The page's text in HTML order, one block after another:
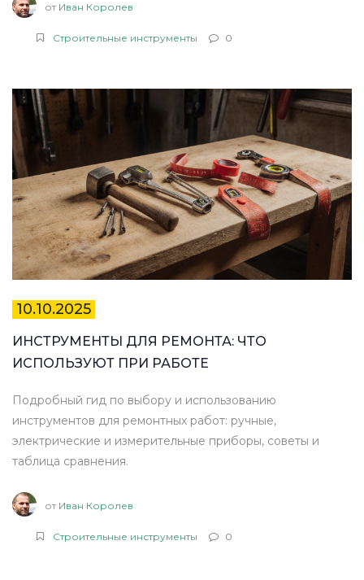
от Иван Королев
Строительные инструменты 0
10.10.2025
ИНСТРУМЕНТЫ ДЛЯ РЕМОНТА: ЧТО
ИСПОЛЬЗУЮТ ПРИ РАБОТЕ
Подробный гид по выбору и использованию
инструментов для ремонтных работ: ручные,
электрические и измерительные приборы, советы и
таблица сравнения.
от Иван Королев
Строительные инструменты 0